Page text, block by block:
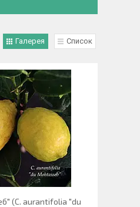
Галерея Список
(C. aurantifolia "du